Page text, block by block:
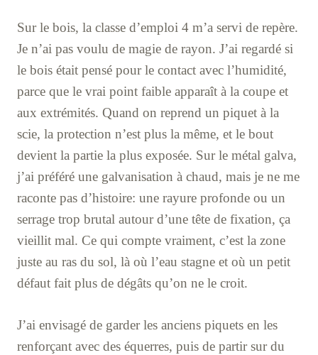
Sur le bois, la classe d’emploi 4 m’a servi de repère.
Je n’ai pas voulu de magie de rayon. J’ai regardé si
le bois était pensé pour le contact avec l’humidité,
parce que le vrai point faible apparaît à la coupe et
aux extrémités. Quand on reprend un piquet à la
scie, la protection n’est plus la même, et le bout
devient la partie la plus exposée. Sur le métal galva,
j’ai préféré une galvanisation à chaud, mais je ne me
raconte pas d’histoire: une rayure profonde ou un
serrage trop brutal autour d’une tête de fixation, ça
vieillit mal. Ce qui compte vraiment, c’est la zone
juste au ras du sol, là où l’eau stagne et où un petit
défaut fait plus de dégâts qu’on ne le croit.
J’ai envisagé de garder les anciens piquets en les
renforçant avec des équerres, puis de partir sur du